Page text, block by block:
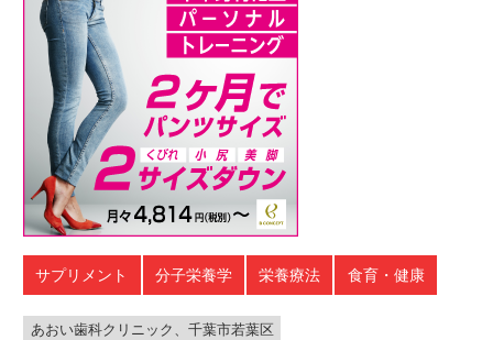
サプリメント 分子栄養学 栄養療法 食育・健康
あおい歯科クリニック、千葉市若葉区